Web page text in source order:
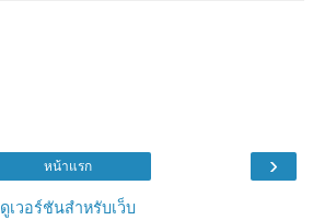
›
หน้าแรก
ดูเวอร์ชันสำหรับเว็บ